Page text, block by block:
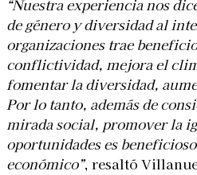
“Nuestra experiencia nos
de género y diversidad al
organizaciones trae
conflictividad, mejora el
fomentar la diversidad,
Por lo tanto, además de
mirada social, promover la
oportunidades es
económico”, resaltó